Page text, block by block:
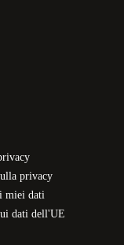
privacy
miei dati
dati dell'UE